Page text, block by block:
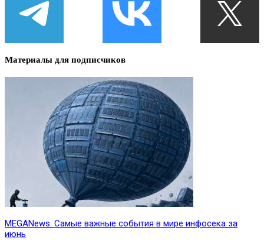
Материалы для подписчиков
MEGANews. Cамые важные события в мире инфосека за
июнь